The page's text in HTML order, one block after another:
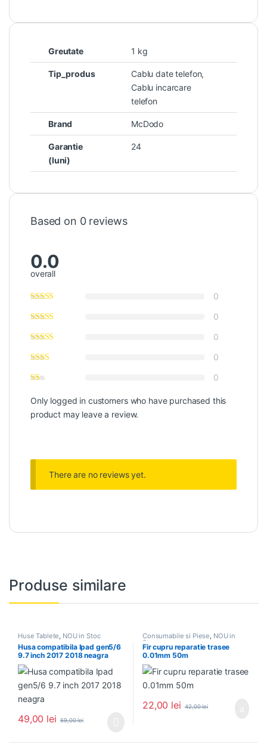
Greutate 1 kg
Tip_produs
Cablu date telefon,
Cablu incarcare
telefon
Brand McDodo
Garantie
(luni)
24
Based on 0 reviews
0.0
overall
0
0
0
0
0
Only logged in customers who have purchased this
product may leave a review.
There are no reviews yet.
Produse similare
Huse Tablete, NOU in Stoc
Husa compatibila Ipad gen5/6
9.7 inch 2017 2018 neagra
49,00 lei 69,00lei
Consumabile si Piese, NOU in
Stoc
Fir cupru reparatie trasee
0.01mm 50m
22,00 lei 42,00lei